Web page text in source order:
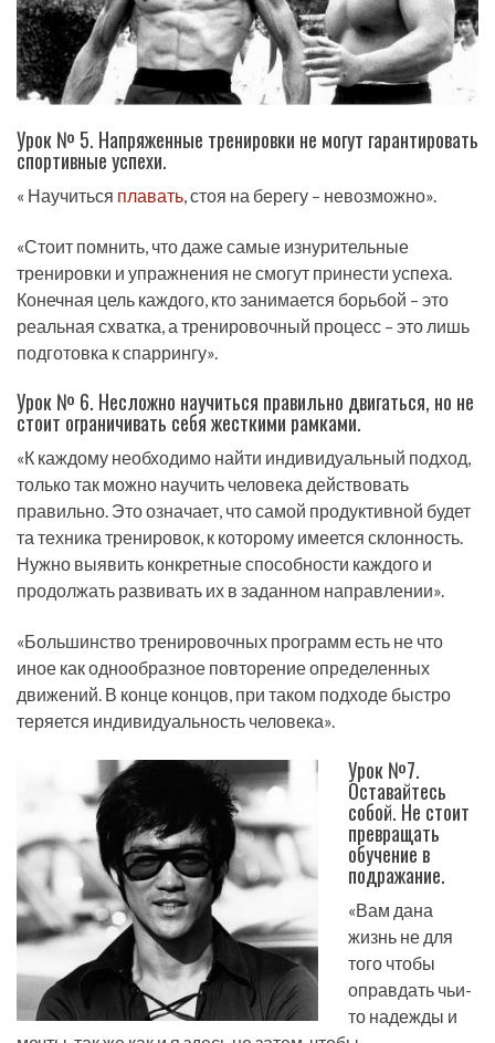
Урок № 5. Напряженные тренировки не могут гарантировать
спортивные успехи.
« Научиться плавать, стоя на берегу – невозможно».
«Стоит помнить, что даже самые изнурительные
тренировки и упражнения не смогут принести успеха.
Конечная цель каждого, кто занимается борьбой – это
реальная схватка, а тренировочный процесс – это лишь
подготовка к спаррингу».
Урок № 6. Несложно научиться правильно двигаться, но не
стоит ограничивать себя жесткими рамками.
«К каждому необходимо найти индивидуальный подход,
только так можно научить человека действовать
правильно. Это означает, что самой продуктивной будет
та техника тренировок, к которому имеется склонность.
Нужно выявить конкретные способности каждого и
продолжать развивать их в заданном направлении».
«Большинство тренировочных программ есть не что
иное как однообразное повторение определенных
движений. В конце концов, при таком подходе быстро
теряется индивидуальность человека».
Урок №7.
Оставайтесь
собой. Не стоит
превращать
обучение в
подражание.
«Вам дана
жизнь не для
того чтобы
оправдать чьи-
то надежды и